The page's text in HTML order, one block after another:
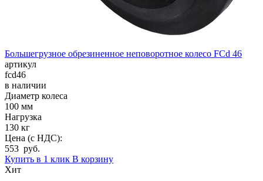
Большегрузное обрезиненное неповоротное колесо FCd 46
артикул
fcd46
в наличии
Диаметр колеса
100 мм
Нагрузка
130 кг
Цена (с НДС):
553 руб.
Купить в 1 клик В корзину
Хит